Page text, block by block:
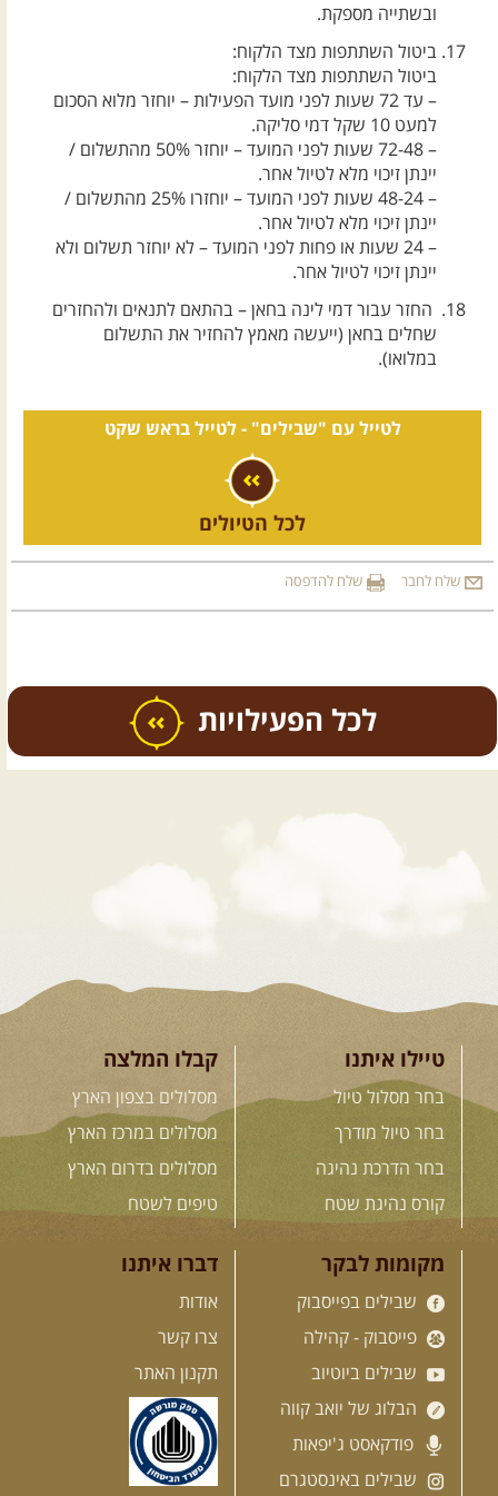
ובשתייה מספקת.
ביטול השתתפות מצד הלקוח:
ביטול השתתפות מצד הלקוח:
– עד 72 שעות לפני מועד הפעילות – יוחזר מלוא הסכום
למעט 10 שקל דמי סליקה.
– 72-48 שעות לפני המועד – יוחזר 50% מהתשלום /
יינתן זיכוי מלא לטיול אחר.
– 48-24 שעות לפני המועד – יוחזרו 25% מהתשלום /
יינתן זיכוי מלא לטיול אחר.
– 24 שעות או פחות לפני המועד – לא יוחזר תשלום ולא
יינתן זיכוי לטיול אחר.
החזר עבור דמי לינה בחאן – בהתאם לתנאים ולהחזרים
שחלים בחאן (ייעשה מאמץ להחזיר את התשלום
במלואו).
לטייל עם "שבילים" -לטייל בראש שקט
לכל הטיולים
שלח לחבר שלח להדפסה
כל הפעילויות
טיולים מודרכים בארץ
12-13.08.2026 רביעי-חמישי
בלדה בין כוכבים במכתש רמון-
בחרנו לילה מיוחד לטיול מיוחד!
השמיים יהיו נקיים, הכוכבים ...
[המשך]
14.08.2026 שישי- מעיינות
ואתגרים בצפון הרמה
מסלול חדש בצפון רמת הגולן בהובלת
[המשך]
15.08.2026 שבת- חדש! נופי
הגליל ונחל צלמון
נצא מצומת גולנו למסע שטח מרתק
טיילו איתנו
בחר מסלול טיול
בחר טיול מודרך
בחר הדרכת נהיגה
קורס נהיגת שטח
קבלו המלצה
מסלולים בצפון הארץ
מסלולים במרכז הארץ
מסלולים בדרום הארץ
טיפים לשטח
מקומות לבקר
שבילים בפייסבוק
פייסבוק - קהילה
שבילים ביוטיוב
הבלוג של יואב קווה
פודקאסט ג'יפאות
שבילים באינסטגרם
דברו איתנו
אודות
צרו קשר
תקנון האתר